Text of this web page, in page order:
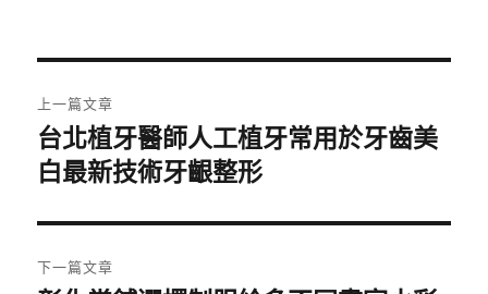
章
導
覽
上一篇文章
上
一
文
章:
台北植牙醫師人工植牙常用於牙齒美
白最新技術牙齦整形
下一篇文章